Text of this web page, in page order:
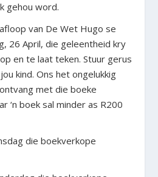
gehou word.
van De Wet Hugo se
26 April, die geleentheid kry
en te laat teken. Stuur gerus
kind. Ons het ongelukkig
met die boeke
‘n boek sal minder as R200
die boekverkope